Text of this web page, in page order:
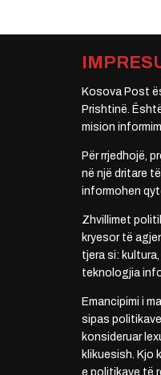
Kosova Post
Prishtinë.
mision
Për rrjedhojë,
në një dritare
informohen
Zhvillimet
kryesor të
tjera si:
teknologjia
Emancipimi i
sipas
konsideruar
klikuesish. Kjo
e politikave të